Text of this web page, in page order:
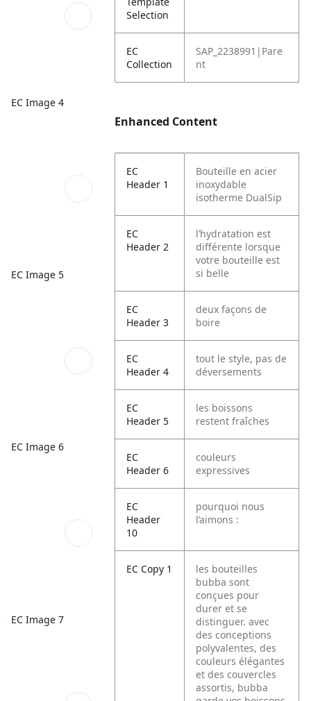
EC Image 4
EC Image 5
EC Image 6
EC Image 7
Selection
EC
Collection
SAP_2238991|Pare
nt
Enhanced Content
EC
Header 1
Bouteille en acier
inoxydable
isotherme DualSip
EC
Header 2
l’hydratation est
différente lorsque
votre bouteille est
si belle
EC
Header 3
deux façons de
boire
EC
Header 4
tout le style, pas de
déversements
EC
Header 5
les boissons
restent fraîches
EC
Header 6
couleurs
expressives
EC
Header
10
pourquoi nous
l’aimons :
EC Copy 1
les bouteilles
bubba sont
conçues pour
durer et se
distinguer. avec
des conceptions
polyvalentes, des
couleurs élégantes
et des couvercles
assortis, bubba